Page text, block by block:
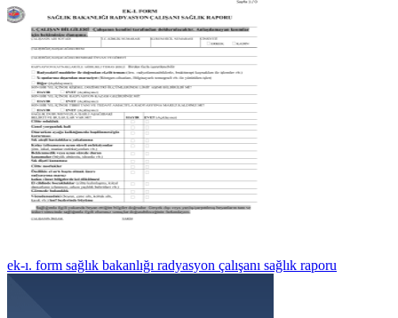
ek-ı. form sağlık bakanlığı radyasyon çalışanı sağlık raporu